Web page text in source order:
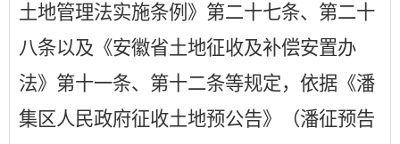
土地管理法实施条例》第二十七条、第二十
八条以及《安徽省土地征收及补偿安置办
法》第十一条、第十二条等规定，依据《潘
集区人民政府征收土地预公告》（潘征预告